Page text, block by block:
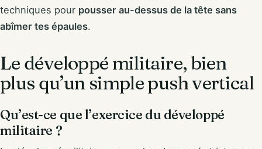
techniques pour pousser au-dessus de la tête sans
abîmer tes épaules.
Le développé militaire, bien
plus qu’un simple push vertical
Qu’est-ce que l’exercice du développé
militaire ?